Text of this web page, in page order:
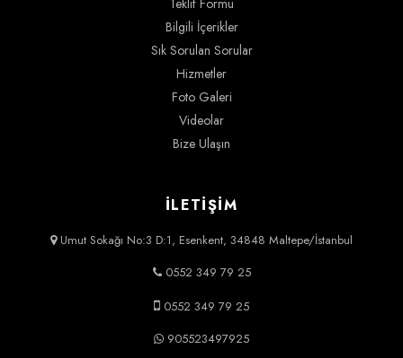
Bilgili İçerikler
Sık Sorulan Sorular
Hizmetler
Foto Galeri
Videolar
Bize Ulaşın
İLETİŞİM
Umut Sokağı No:3 D:1, Esenkent, 34848 Maltepe/İstanbul
0552 349 79 25
0552 349 79 25
905523497925